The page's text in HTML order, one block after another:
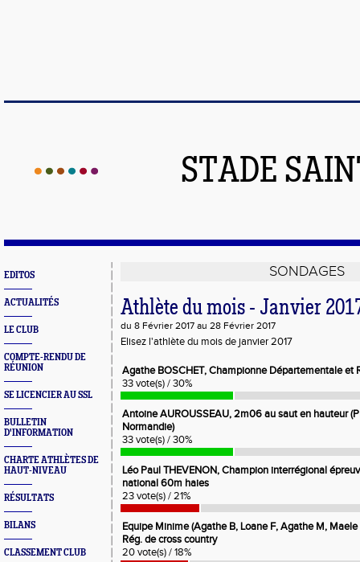
STADE
EDITOS
ACTUALITÉS
LE CLUB
COMPTE-RENDU DE
RÉUNION
SE LICENCIER AU SSL
BULLETIN
D'INFORMATION
CHARTE ATHLÈTES DE
HAUT-NIVEAU
RÉSULTATS
BILANS
CLASSEMENT CLUB
SONDAGES
Athlète du mois - Janvier
du 8 Février 2017 au 28 Février 2017
Elisez l'athlète du mois de janvier 2017
Agathe BOSCHET, Championne Départementale et
33 vote(s) / 30%
Antoine AUROUSSEAU, 2m06 au saut en hauteur
Normandie)
33 vote(s) / 30%
Léo Paul THEVENON, Champion interrégional
national 60m haies
23 vote(s) / 21%
Equipe Minime (Agathe B, Loane F, Agathe M,
Rég. de cross country
20 vote(s) / 18%